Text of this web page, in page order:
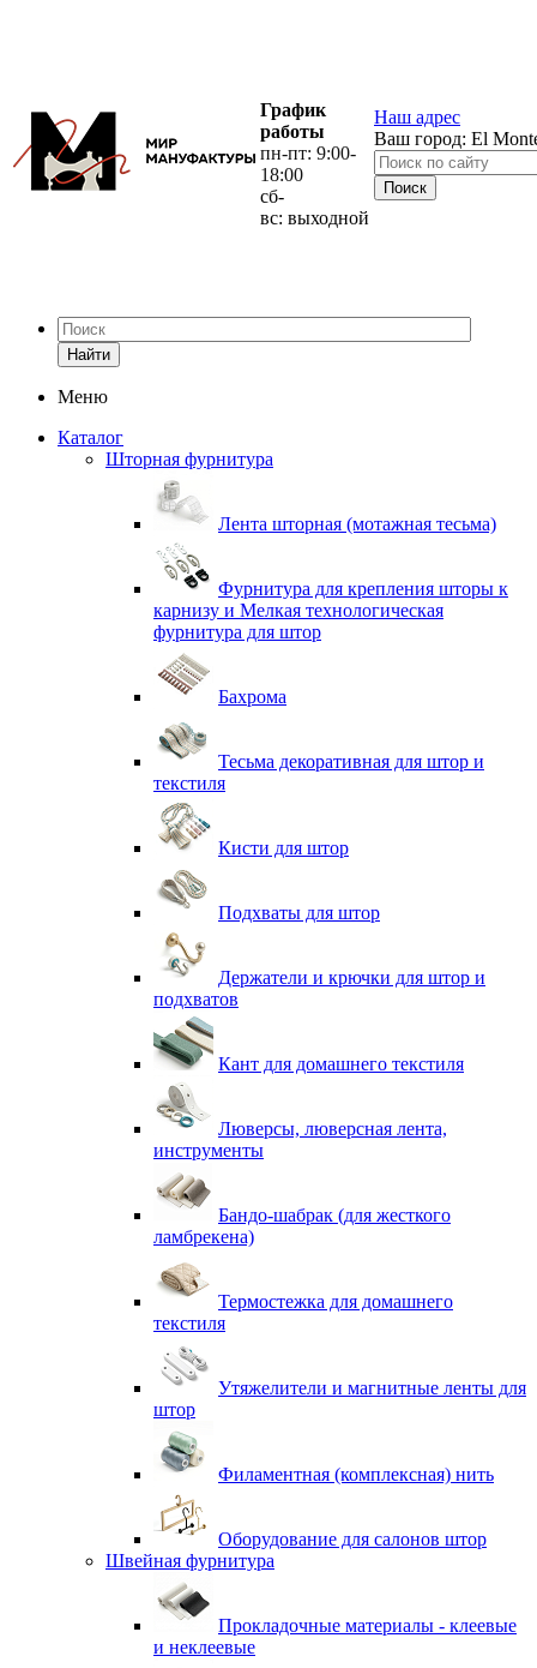
График
работы
пн-пт: 9:00-
18:00
сб-
вс: выходной
Наш адрес
Ваш город: El
Найти
Меню
Каталог
Шторная фурнитура
Лента шторная (мотажная тесьма)
Фурнитура для крепления шторы к
карнизу и Мелкая технологическая
фурнитура для штор
Бахрома
Тесьма декоративная для штор и
текстиля
Кисти для штор
Подхваты для штор
Держатели и крючки для штор и
подхватов
Кант для домашнего текстиля
Люверсы, люверсная лента,
инструменты
Бандо-шабрак (для жесткого
ламбрекена)
Термостежка для домашнего
текстиля
Утяжелители и магнитные ленты для
штор
Филаментная (комплексная) нить
Оборудование для салонов штор
Швейная фурнитура
Прокладочные материалы - клеевые
и неклеевые